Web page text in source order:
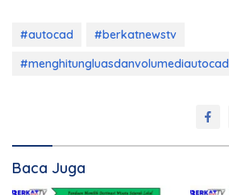
#autocad
#berkatnewstv
#menghitungluasdanvolumediautocad
Baca Juga